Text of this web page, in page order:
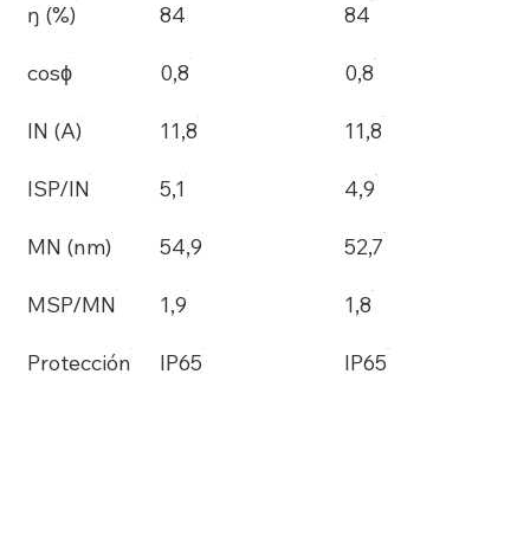
ŋ (%) 84 84
cosϕ 0,8 0,8
IN (A) 11,8 11,8
ISP/IN 5,1 4,9
MN (nm) 54,9 52,7
MSP/MN 1,9 1,8
Protección IP65 IP65